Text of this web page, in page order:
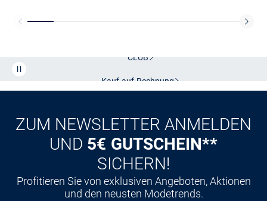
CLUB
Kauf auf Rechnung
ZUM NEWSLETTER ANMELDEN
UND 5€ GUTSCHEIN**
SICHERN!
Profitieren Sie von exklusiven Angeboten, Aktionen
und den neusten Modetrends.